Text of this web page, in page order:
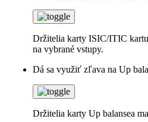
Držitelia karty ISIC/ITIC
na vybrané vstupy.
Dá sa využiť zľava na Up
Držitelia karty Up balansea